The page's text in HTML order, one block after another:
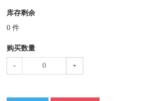
库存剩余
0 件
购买数量
- +